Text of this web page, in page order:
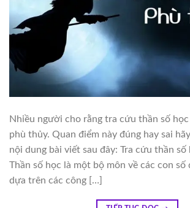
Nhiều người cho rằng tra cứu thần số
phù thủy. Quan điểm này đúng hay sai
nội dung bài viết sau đây: Tra cứu thần số
Thần số học là một bộ môn về các con
dựa trên các công […]